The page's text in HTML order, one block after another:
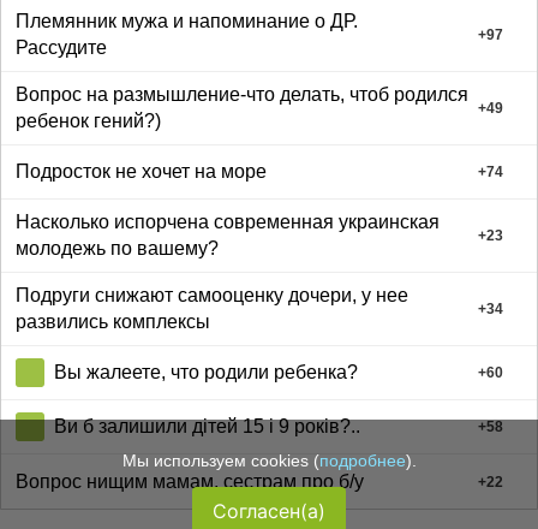
Племянник мужа и напоминание о ДР.
Рассудите
+97
Вопрос на размышление-что делать, чтоб родился
ребенок гений?)
+49
Подросток не хочет на море +74
Насколько испорчена современная украинская
молодежь по вашему?
+23
Подруги снижают самооценку дочери, у нее
развились комплексы
+34
Вы жалеете, что родили ребенка? +60
Ви б залишили дітей 15 і 9 років?.. +58
Вопрос нищим мамам, сестрам про б/у +22
Мы используем cookies (подробнее).
Согласен(а)